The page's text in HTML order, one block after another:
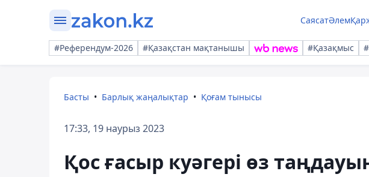
СаясатӘлем
#Референдум-2026 #Қазақстан мақтанышы #Қазақмыс
Басты Барлық жаңалықтар Қоғам тынысы
17:33, 19 наурыз 2023
Қос ғасыр куәгері өз